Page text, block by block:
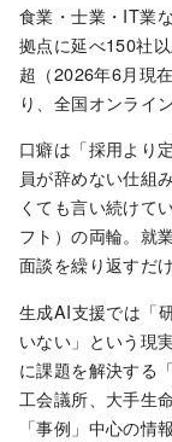
食業・士業・IT業
拠点に延べ150社
超（2026年6月現
り、全国オンライン
口癖は「採用より
員が辞めない仕組
くても言い続けて
フト）の両輪。就
面談を繰り返すだ
生成AI支援では「
いない」という現
に課題を解決する
工会議所、大手生
「事例」中心の情